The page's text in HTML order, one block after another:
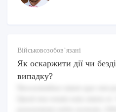
Військовозобов’язані
Як оскаржити дії чи
випадку?